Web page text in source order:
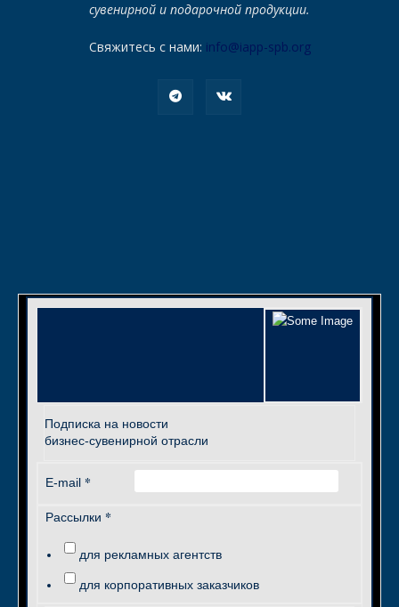
сувенирной и подарочной продукции.
Свяжитесь с нами: info@iapp-spb.org
Подписка на новости
бизнес-сувенирной отрасли
E-mail *
Рассылки *
для рекламных агентств
для корпоративных заказчиков